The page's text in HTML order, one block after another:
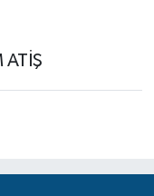
ATİŞ